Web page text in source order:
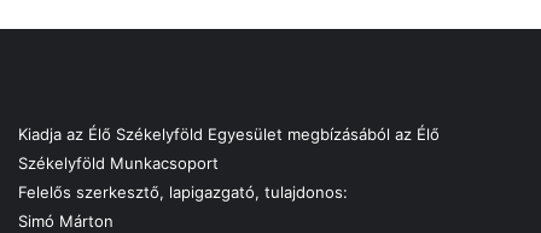
Kiadja az Élő Székelyföld Egyesület megbízásából az Élő
Székelyföld Munkacsoport
Felelős szerkesztő, lapigazgató, tulajdonos:
Simó Márton